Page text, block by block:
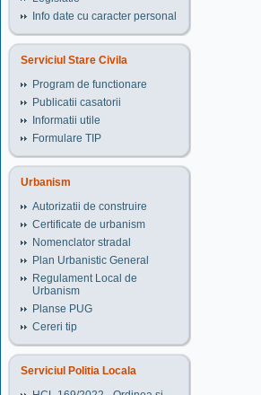
Info date cu caracter personal
Serviciul Stare Civila
Program de functionare
Publicatii casatorii
Informatii utile
Formulare TIP
Urbanism
Autorizatii de construire
Certificate de urbanism
Nomenclator stradal
Plan Urbanistic General
Regulament Local de
Urbanism
Planse PUG
Cereri tip
Serviciul Politia Locala